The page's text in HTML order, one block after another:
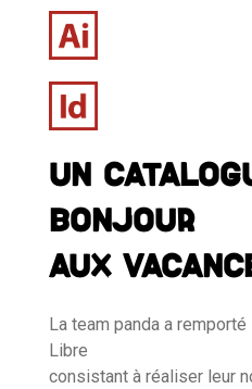
UN
BONJOUR
AUX
La team panda a
Libre
consistant à réaliser leur